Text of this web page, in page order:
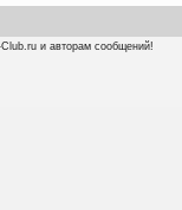
и авторам сообщений!